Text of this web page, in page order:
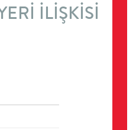
İLİŞKİSİ